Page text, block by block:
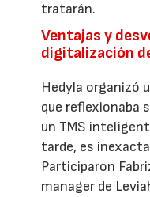
tratarán.
Ventajas y
digitalización
Hedyla organizó
que reflexionaba
un TMS
tarde, es
Participaron
manager de